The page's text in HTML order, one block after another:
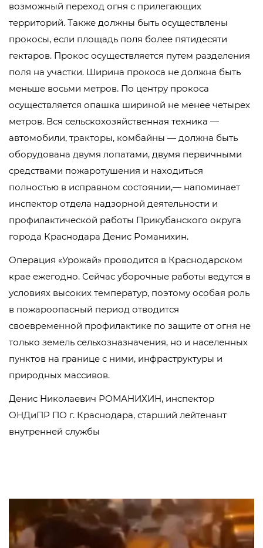
возможный переход огня с прилегающих
территорий. Также должны быть осуществлены
прокосы, если площадь поля более пятидесяти
гектаров. Прокос осуществляется путем разделения
поля на участки. Ширина прокоса не должна быть
меньше восьми метров. По центру прокоса
осуществляется опашка шириной не менее четырех
метров. Вся сельскохозяйственная техника —
автомобили, тракторы, комбайны — должна быть
оборудована двумя лопатами, двумя первичными
средствами пожаротушения и находиться
полностью в исправном состоянии,— напоминает
инспектор отдела надзорной деятельности и
профилактической работы Прикубанского округа
города Краснодара Денис Романихин.
Операция «Урожай» проводится в Краснодарском
крае ежегодно. Сейчас уборочные работы ведутся в
условиях высоких температур, поэтому особая роль
в пожароопасный период отводится
своевременной профилактике по защите от огня не
только земель сельхозназначения, но и населенных
пунктов на границе с ними, инфраструктуры и
природных массивов.
Денис Николаевич РОМАНИХИН, инспектор
ОНДиПР ПО г. Краснодара, старший лейтенант
внутренней службы